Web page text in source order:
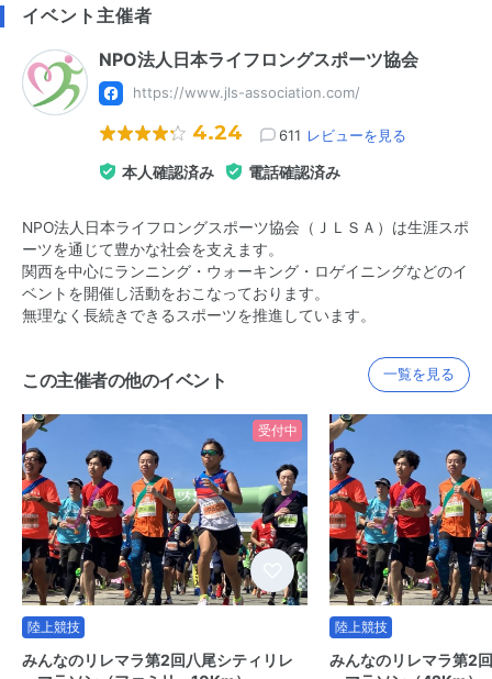
イベント主催者
NPO法人日本ライフロングスポーツ協会
https://www.jls-association.com/
4.24 611 レビューを見る
本人確認済み 電話確認済み
NPO法人日本ライフロングスポーツ協会（ＪＬＳＡ）は生涯スポ
ーツを通じて豊かな社会を支えます。
関西を中心にランニング・ウォーキング・ロゲイニングなどのイ
ベントを開催し活動をおこなっております。
無理なく長続きできるスポーツを推進しています。
この主催者の他のイベント 一覧を見る
受付中
陸上競技
みんなのリレマラ第2回八尾シティリレ
陸上競技
みんなのリレマラ第2